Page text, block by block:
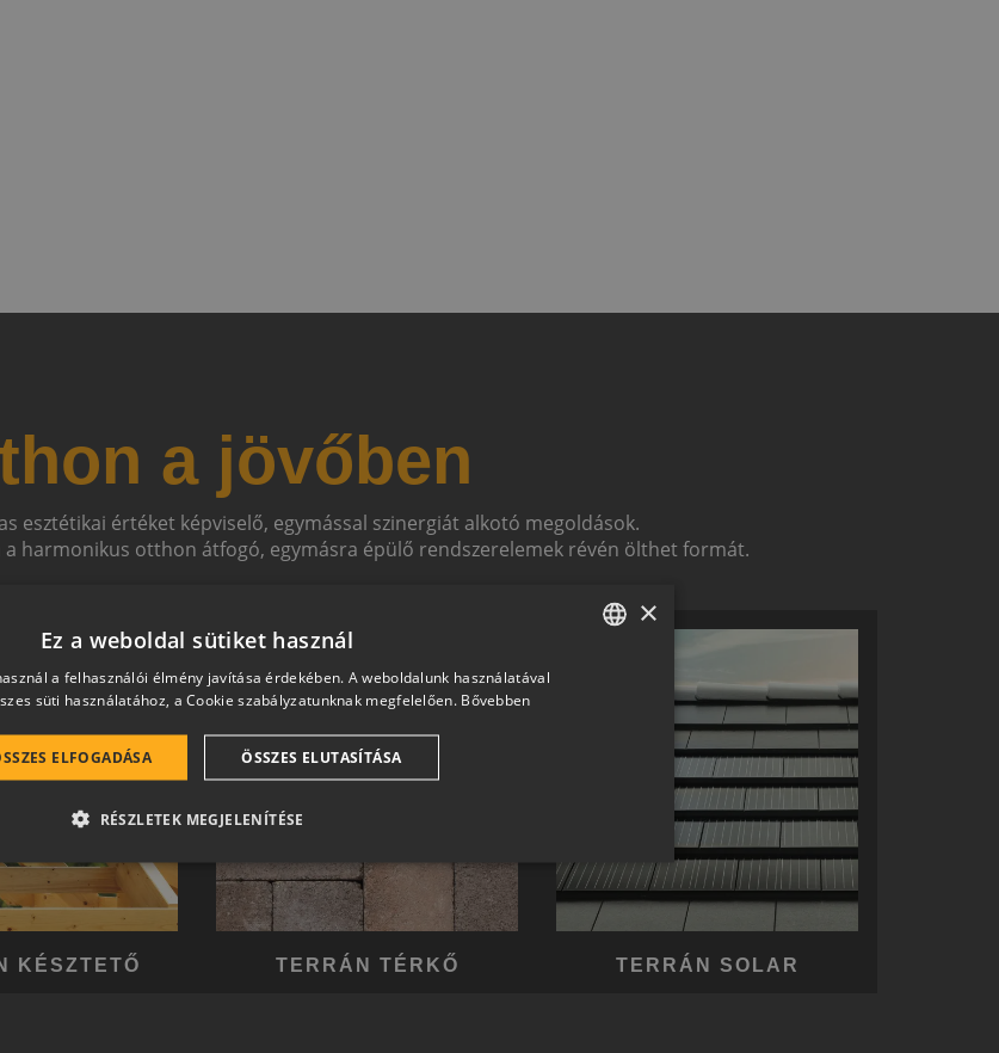
a jövőben
esztétikai értéket képviselő, egymással szinergiát alkotó megoldások.
harmonikus otthon átfogó, egymásra épülő rendszerelemek révén ölthet formát.
KÉSZTETŐ TERRÁN TÉRKŐ TERRÁN SOLAR
CROATIAN
×
Ez a weboldal sütiket használ
a felhasználói élmény javítása érdekében. A weboldalunk használatával
süti használatához, a Cookie szabályzatunknak megfelelően. Bővebben
ELFOGADÁSA ÖSSZES ELUTASÍTÁSA
RÉSZLETEK MEGJELENÍTÉSE